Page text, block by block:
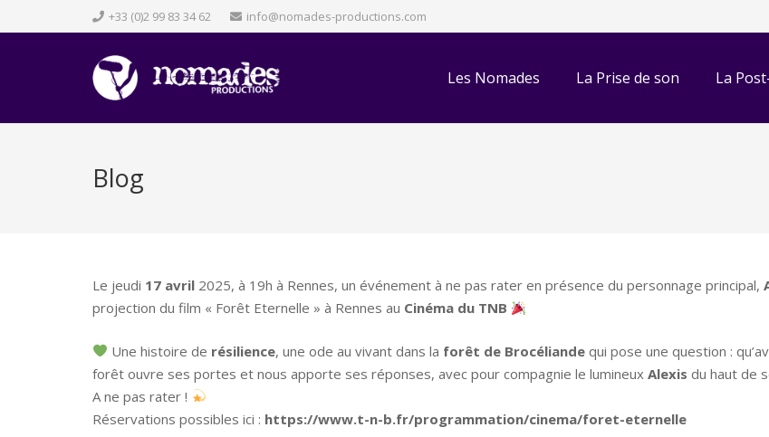
+33 (0)2 99 83 34 62 info@nomades-productions.com
Les Nomades La Prise de son La
Blog
Le jeudi 17 avril 2025, à 19h à Rennes, un événement à ne pas rater en présence du personnage principal,
projection du film « Forêt Eternelle » à Rennes au Cinéma du TNB
Une histoire de résilience, une ode au vivant dans la forêt de Brocéliande qui pose une question :
forêt ouvre ses portes et nous apporte ses réponses, avec pour compagnie le lumineux Alexis du haut de
A ne pas rater !
Réservations possibles ici : https://www.t-n-b.fr/programmation/cinema/foret-eternelle